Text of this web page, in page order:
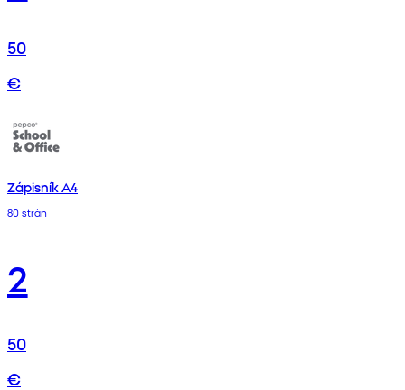
50
€
Zápisník A4
80 strán
2
50
€